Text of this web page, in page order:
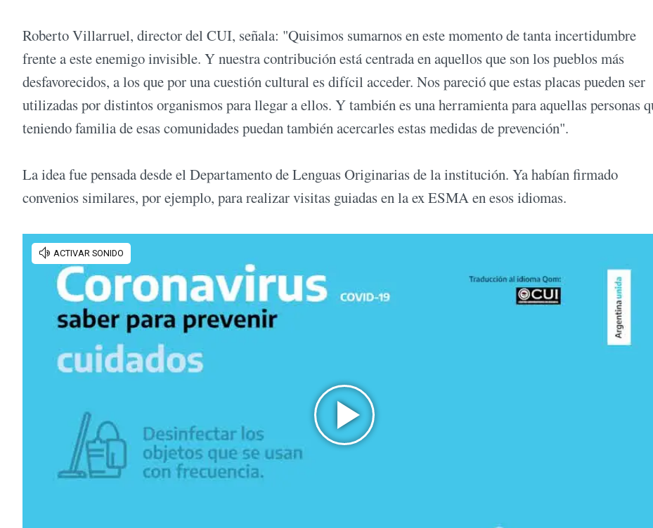
Roberto Villarruel, director del CUI, señala: "Quisimos sumarnos en este momento de tanta incertidumbre
frente a este enemigo invisible. Y nuestra contribución está centrada en aquellos que son los pueblos más
desfavorecidos, a los que por una cuestión cultural es difícil acceder. Nos pareció que estas placas pueden ser
utilizadas por distintos organismos para llegar a ellos. Y también es una herramienta para aquellas personas
teniendo familia de esas comunidades puedan también acercarles estas medidas de prevención".
La idea fue pensada desde el Departamento de Lenguas Originarias de la institución. Ya habían firmado
convenios similares, por ejemplo, para realizar visitas guiadas en la ex ESMA en esos idiomas.